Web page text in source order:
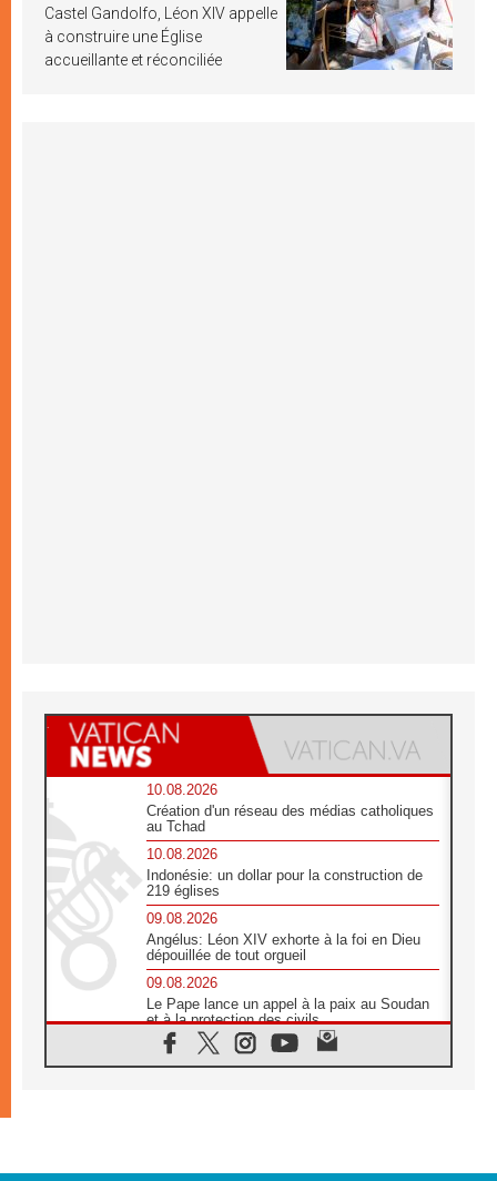
Castel Gandolfo, Léon XIV appelle
à construire une Église
accueillante et réconciliée
10.08.2026
Création d'un réseau des médias catholiques
au Tchad
10.08.2026
Indonésie: un dollar pour la construction de
219 églises
09.08.2026
Angélus: Léon XIV exhorte à la foi en Dieu
dépouillée de tout orgueil
09.08.2026
Le Pape lance un appel à la paix au Soudan
et à la protection des civils
09.08.2026
Déclaration d'Addis-Abeba du SCEAM sur
08.08.2026